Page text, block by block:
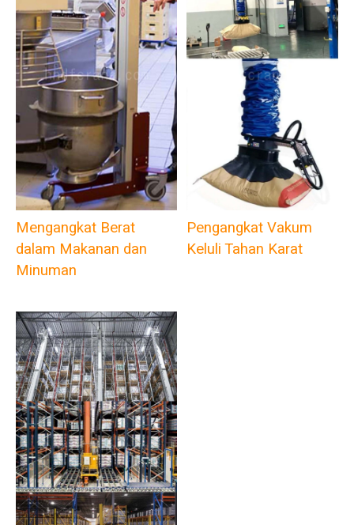
Mengangkat Berat
dalam Makanan dan
Minuman
Pengangkat Vakum
Keluli Tahan Karat